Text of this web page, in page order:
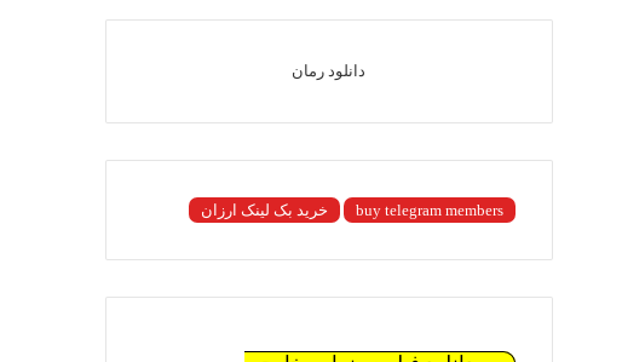
دانلود رمان
buy telegram members خرید بک لینک ارزان